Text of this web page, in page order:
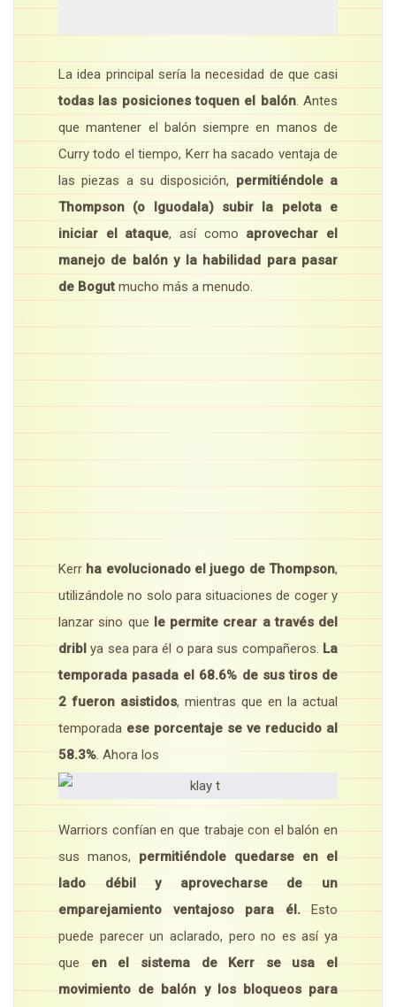
La idea principal sería la necesidad de que casi
todas las posiciones toquen el balón. Antes
que mantener el balón siempre en manos de
Curry todo el tiempo, Kerr ha sacado ventaja de
las piezas a su disposición, permitiéndole a
Thompson (o Iguodala) subir la pelota e
iniciar el ataque, así como aprovechar el
manejo de balón y la habilidad para pasar
de Bogut mucho más a menudo.
Kerr ha evolucionado el juego de Thompson,
utilizándole no solo para situaciones de coger y
lanzar sino que le permite crear a través del
dribl ya sea para él o para sus compañeros. La
temporada pasada el 68.6% de sus tiros de
2 fueron asistidos, mientras que en la actual
temporada ese porcentaje se ve reducido al
58.3%. Ahora los
Warriors confían en que trabaje con el balón en
sus manos, permitiéndole quedarse en el
lado débil y aprovecharse de un
emparejamiento ventajoso para él.Esto
puede parecer un aclarado, pero no es así ya
que en el sistema de Kerr se usa el
movimiento de balón y los bloqueos para